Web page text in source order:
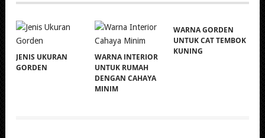
JENIS UKURAN
GORDEN
WARNA INTERIOR
UNTUK RUMAH
DENGAN CAHAYA
MINIM
WARNA GORDEN
UNTUK CAT TEMBOK
KUNING